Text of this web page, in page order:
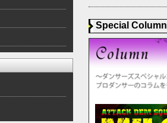
Special Column